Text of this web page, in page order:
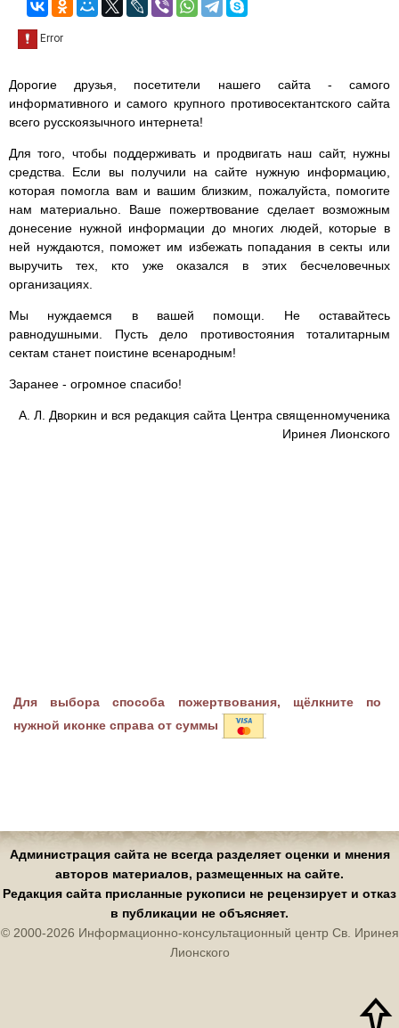
Дорогие друзья, посетители нашего сайта - самого
информативного и самого крупного противосектантского сайта
всего русскоязычного интернета!
Для того, чтобы поддерживать и продвигать наш сайт, нужны
средства. Если вы получили на сайте нужную информацию,
которая помогла вам и вашим близким, пожалуйста, помогите
нам материально. Ваше пожертвование сделает возможным
донесение нужной информации до многих людей, которые в
ней нуждаются, поможет им избежать попадания в секты или
выручить тех, кто уже оказался в этих бесчеловечных
организациях.
Мы нуждаемся в вашей помощи. Не оставайтесь
равнодушными. Пусть дело противостояния тоталитарным
сектам станет поистине всенародным!
Заранее - огромное спасибо!
А. Л. Дворкин и вся редакция сайта Центра священномученика
Иринея Лионского
Для выбора способа пожертвования, щёлкните по
нужной иконке справа от суммы
Администрация сайта не всегда разделяет оценки и мнения
авторов материалов, размещенных на сайте.
Редакция сайта присланные рукописи не рецензирует и отказ
в публикации не объясняет.
© 2000-2026 Информационно-консультационный центр Св. Иринея
Лионского